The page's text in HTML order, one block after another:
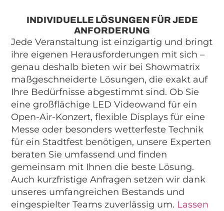
INDIVIDUELLE LÖSUNGEN FÜR JEDE
ANFORDERUNG
Jede Veranstaltung ist einzigartig und bringt
ihre eigenen Herausforderungen mit sich –
genau deshalb bieten wir bei Showmatrix
maßgeschneiderte Lösungen, die exakt auf
Ihre Bedürfnisse abgestimmt sind. Ob Sie
eine großflächige LED Videowand für ein
Open-Air-Konzert, flexible Displays für eine
Messe oder besonders wetterfeste Technik
für ein Stadtfest benötigen, unsere Experten
beraten Sie umfassend und finden
gemeinsam mit Ihnen die beste Lösung.
Auch kurzfristige Anfragen setzen wir dank
unseres umfangreichen Bestands und
eingespielter Teams zuverlässig um. Lassen